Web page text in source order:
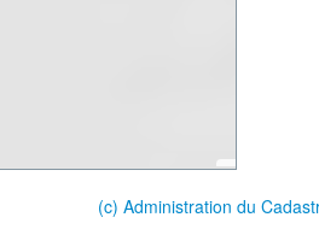
(c) Administration du